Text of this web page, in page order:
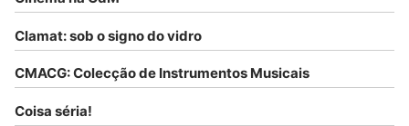
Clamat: sob o signo do vidro
CMACG: Colecção de Instrumentos Musicais
Coisa séria!